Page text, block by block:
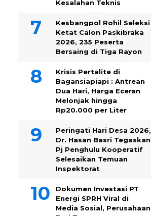
Kesalahan Teknis
Kesbangpol Rohil Seleksi
Ketat Calon Paskibraka
2026, 235 Peserta
Bersaing di Tiga Rayon
Krisis Pertalite di
Bagansiapiapi : Antrean
Dua Hari, Harga Eceran
Melonjak hingga
Rp20.000 per Liter
Peringati Hari Desa 2026,
Dr. Hasan Basri Tegaskan
Pj Penghulu Kooperatif
Selesaikan Temuan
Inspektorat
Dokumen Investasi PT
Energi SPRH Viral di
Media Sosial, Perusahaan